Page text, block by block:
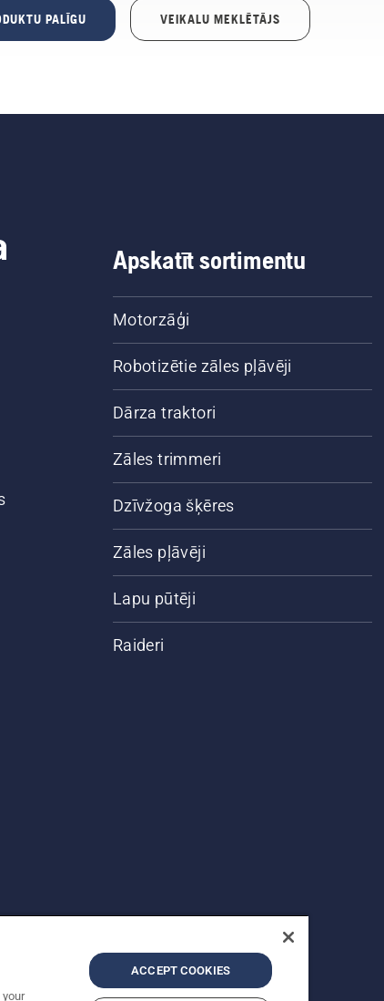
PALĪGU VEIKALU MEKLĒTĀJS
Apskatīt sortimentu
Motorzāģi
Robotizētie zāles pļāvēji
Dārza traktori
Zāles trimmeri
Dzīvžoga šķēres
Zāles pļāvēji
Lapu pūtēji
Raideri
your
ACCEPT COOKIES